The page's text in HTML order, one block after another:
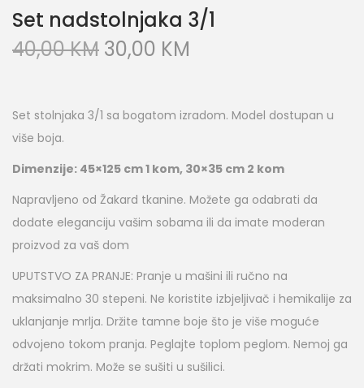
Set nadstolnjaka 3/1
40,00KM 30,00 KM
Set stolnjaka 3/1 sa bogatom izradom. Model dostupan u
više boja.
Dimenzije: 45×125 cm 1 kom, 30×35 cm 2 kom
Napravljeno od Žakard tkanine. Možete ga odabrati da
dodate eleganciju vašim sobama ili da imate moderan
proizvod za vaš dom
UPUTSTVO ZA PRANJE: Pranje u mašini ili ručno na
maksimalno 30 stepeni. Ne koristite izbjeljivač i hemikalije za
uklanjanje mrlja. Držite tamne boje što je više moguće
odvojeno tokom pranja. Peglajte toplom peglom. Nemoj ga
držati mokrim. Može se sušiti u sušilici.